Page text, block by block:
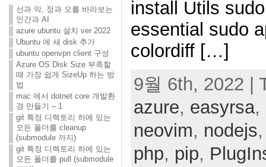
선과 악, 정과 오를 바라보는
인간과 AI
azure ubuntu 설치 ver 2022
Ubuntu 에 새 disk 추가
ubuntu openvpn client 구성
Azure OS Disk Size 부족할
때 가장 쉽게 SizeUp 하는 방
법
mac 에서 dotnet core 개발환
경 만들기 – 1
git 특정 디렉토리 하에 있는
모든 폴더를 cleanup
(submodule 까지)
git 특정 디렉토리 하에 있는
모든 폴더를 pull (submodule
install Utils
essential sudo
colordiff […]
9월 6th, 2022 |
azure, easyrsa,
neovim, nodejs
php, pip,